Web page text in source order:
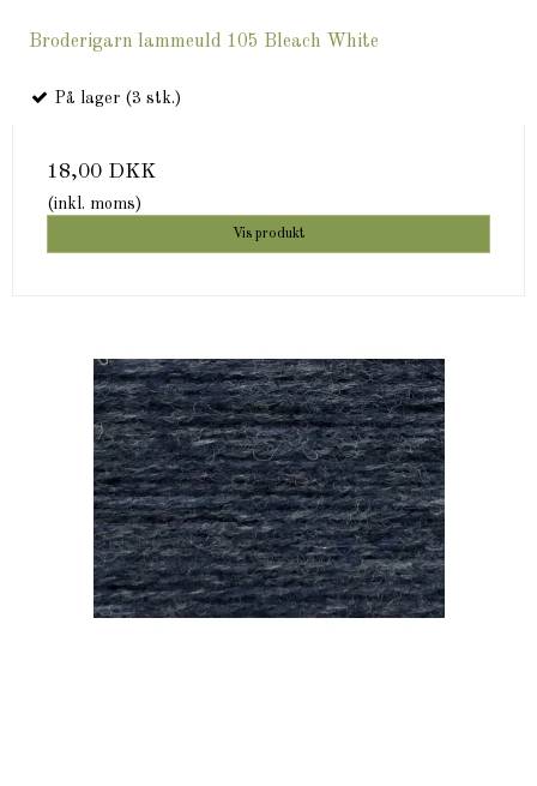
Broderigarn lammeuld 105 Bleach White
På lager (3 stk.)
18,00 DKK
(inkl. moms)
Vis produkt